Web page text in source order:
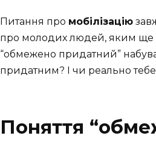
Питання про мобілізацію
про молодих людей, яким ще
“обмежено придатний”
придатним? І чи реально
Поняття